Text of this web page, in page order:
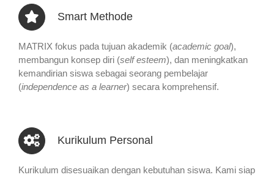
Smart Methode
MATRIX fokus pada tujuan akademik (academic goal),
membangun konsep diri (self esteem), dan meningkatkan
kemandirian siswa sebagai seorang pembelajar
(independence as a learner) secara komprehensif.
Kurikulum Personal
Kurikulum disesuaikan dengan kebutuhan siswa. Kami siap